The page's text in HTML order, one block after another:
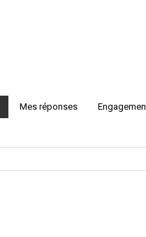
Mes réponses